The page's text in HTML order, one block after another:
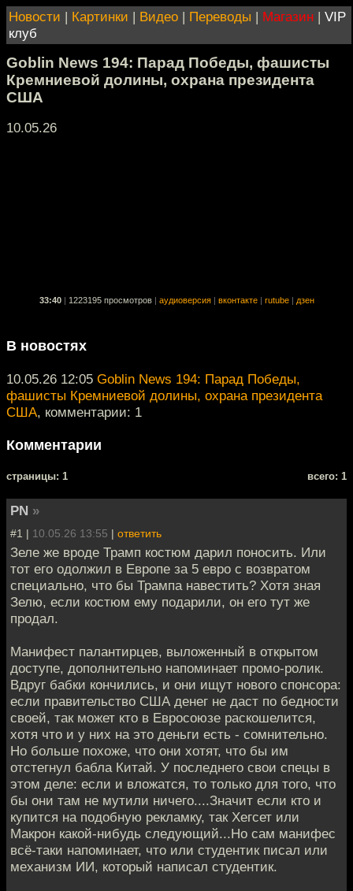
Новости | Картинки | Видео | Переводы | Магазин | VIP
клуб
Goblin News 194: Парад Победы, фашисты
Кремниевой долины, охрана президента
США
10.05.26
33:40 1223195 просмотров аудиоверсия вконтакте rutube дзен
В новостях
10.05.26 12:05 Goblin News 194: Парад Победы,
фашисты Кремниевой долины, охрана президента
США, комментарии: 1
Комментарии
cтраницы: 1 всего: 1
PN »
#1 | 10.05.26 13:55 | ответить
Зеле же вроде Трамп костюм дарил поносить. Или
тот его одолжил в Европе за 5 евро с возвратом
специально, что бы Трампа навестить? Хотя зная
Зелю, если костюм ему подарили, он его тут же
продал.
Манифест палантирцев, выложенный в открытом
доступе, дополнительно напоминает промо-ролик.
Вдруг бабки кончились, и они ищут нового спонсора:
если правительство США денег не даст по бедности
своей, так может кто в Евросоюзе раскошелится,
хотя что и у них на это деньги есть - сомнительно.
Но больше похоже, что они хотят, что бы им
отстегнул бабла Китай. У последнего свои спецы в
этом деле: если и вложатся, то только для того, что
бы они там не мутили ничего....Значит если кто и
купится на подобную рекламку, так Хегсет или
Макрон какой-нибудь следующий...Но сам манифес
всё-таки напоминает, что или студентик писал или
механизм ИИ, который написал студентик.